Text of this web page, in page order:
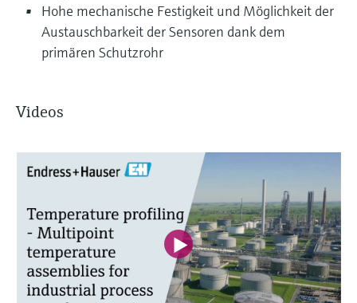
Hohe mechanische Festigkeit und Möglichkeit der
Austauschbarkeit der Sensoren dank dem
primären Schutzrohr
Videos